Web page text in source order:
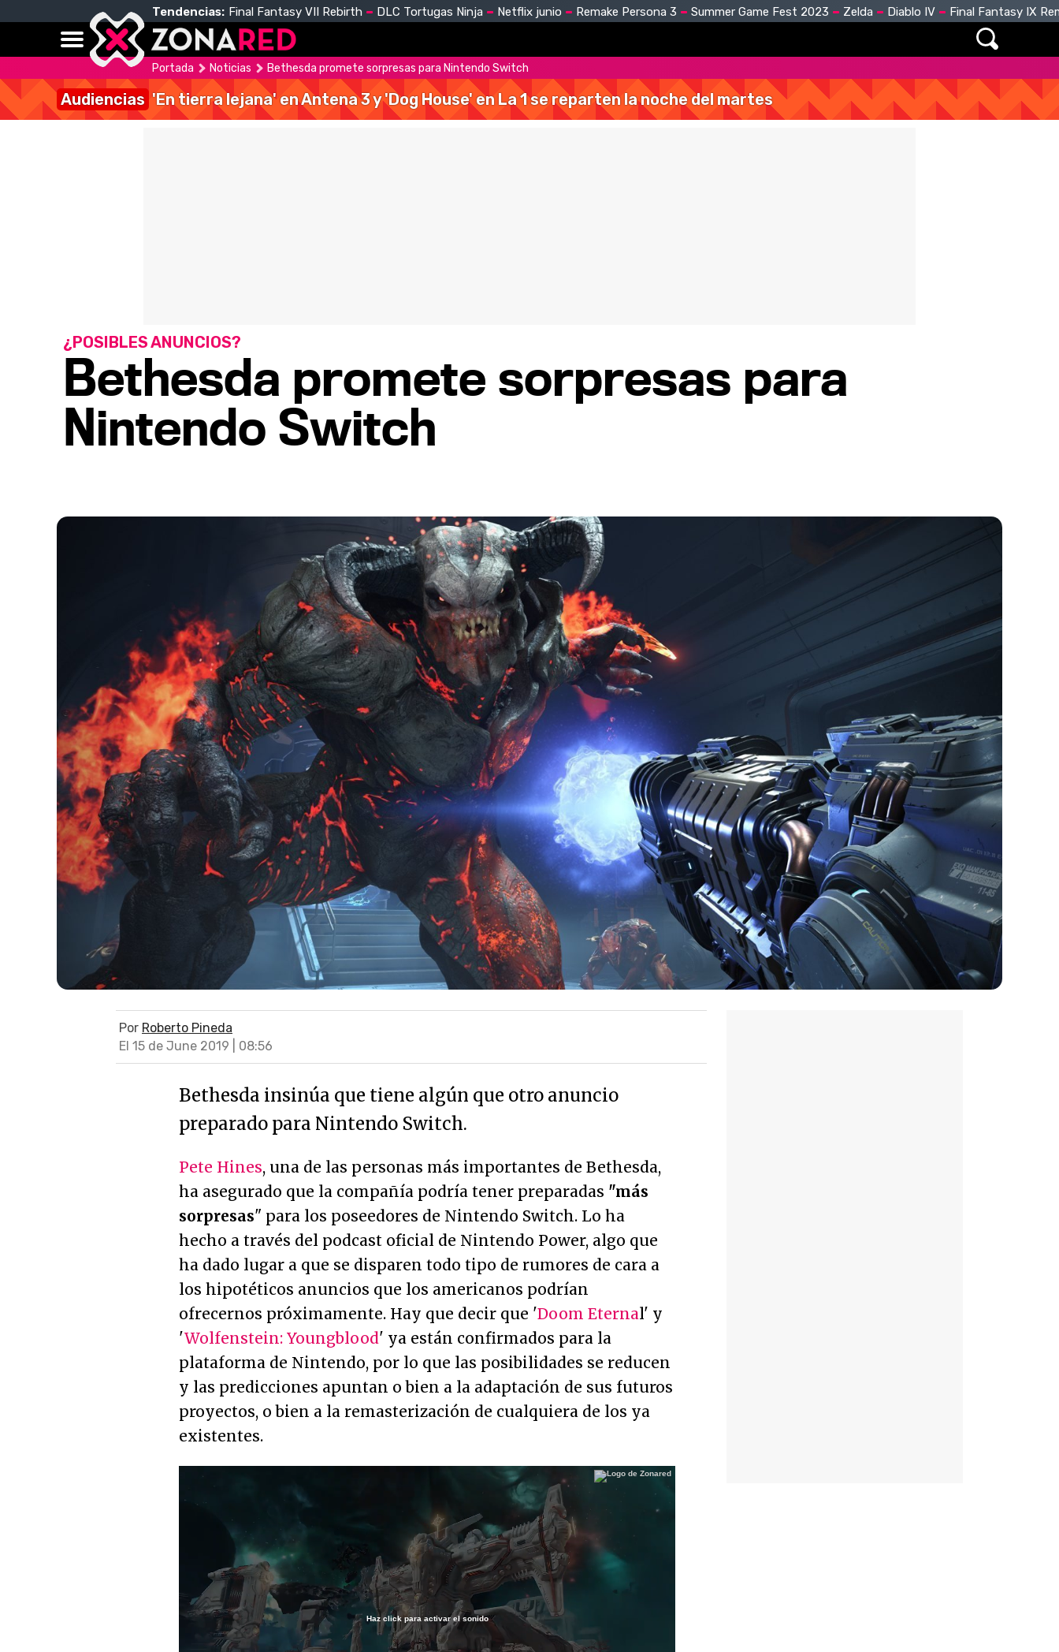
Tendencias: Final Fantasy VII Rebirth DLC Tortugas Ninja Netflix junio Remake Persona 3 Summer Game Fest 2023 Zelda Diablo IV Final Fantasy IX
Portada Noticias Bethesda promete sorpresas para Nintendo Switch
Audiencias 'En tierra lejana' en Antena 3 y 'Dog House' en La 1 se reparten la noche del martes
Bethesda promete sorpresas para
Nintendo Switch
¿POSIBLES ANUNCIOS?
Por Roberto Pineda
El 15 de June 2019 | 08:56
Bethesda insinúa que tiene algún que otro anuncio
preparado para Nintendo Switch.
Pete Hines, una de las personas más importantes de Bethesda,
ha asegurado que la compañía podría tener preparadas "más
sorpresas" para los poseedores de Nintendo Switch. Lo ha
hecho a través del podcast oficial de Nintendo Power, algo que
ha dado lugar a que se disparen todo tipo de rumores de cara a
los hipotéticos anuncios que los americanos podrían
ofrecernos próximamente. Hay que decir que 'Doom Eternal' y
'Wolfenstein: Youngblood' ya están confirmados para la
plataforma de Nintendo, por lo que las posibilidades se reducen
y las predicciones apuntan o bien a la adaptación de sus futuros
proyectos, o bien a la remasterización de cualquiera de los ya
existentes.
Haz click para activar el sonido